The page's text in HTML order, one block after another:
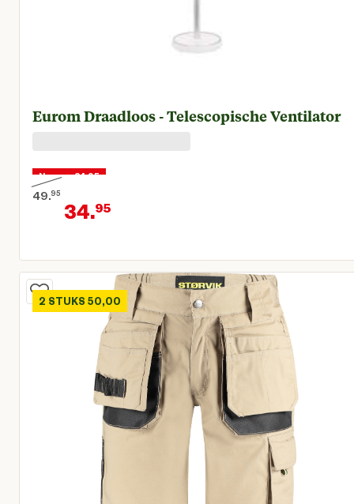
Eurom Draadloos - Telescopische Ventilator
Nu voor 34,95
49.95
Oorspronkelijke prijs € 49,95
34.95
Huidige prijs € 34,95
2 STUKS 50,00